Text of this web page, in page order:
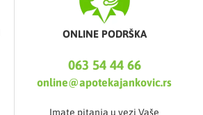
ONLINE PODRŠKA
063 54 44 66
online@apotekajankovic.rs
Imate pitanja u vezi Vaše